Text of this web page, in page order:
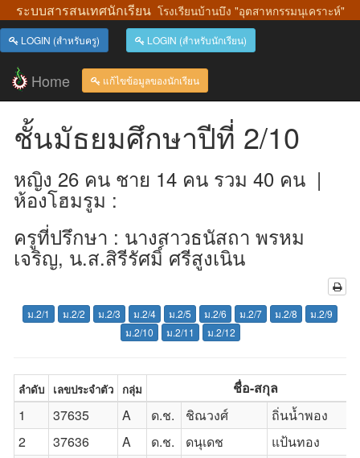
ระบบสารสนเทศนักเรียน โรงเรียนบ้านบึง "อุตสาหกรรมนุเคราะห์"
LOGIN (สำหรับครู) LOGIN (สำหรับนักเรียน)
แก้ไขข้อมูลของนักเรียน
Home
ชั้นมัธยมศึกษาปีที่ 2/10
หญิง 26 คน ชาย 14 คน รวม 40 คน |
ห้องโฮมรูม :
ครูที่ปรึกษา : นางสาวธนัสถา พรหม
เจริญ, น.ส.สิรีรัศมิ์ ศรีสูงเนิน
ม.2/1 ม.2/2 ม.2/3 ม.2/4 ม.2/5 ม.2/6 ม.2/7 ม.2/8
ม.2/9
ม.2/10
ม.2/11 ม.2/12
ลำดับ เลขประจำตัว กลุ่ม
ชื่อ-สกุล
1
37635 A ด.ช. ชิณวงศ์
ถิ่นน้ำพอง
2
37636 A ด.ช. ดนุเดช
แป้นทอง